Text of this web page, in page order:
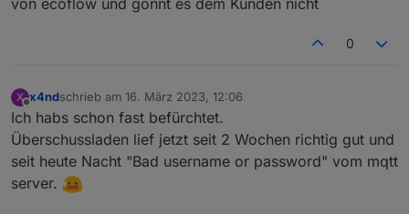
Hat jemand eine Idee?
0
X
Offline
x4ndschrieb am 16. März 2023, 12:06
zuletzt editiert von
Ich habs schon fast befürchtet.
Überschussladen lief jetzt seit 2 Wochen richtig gut und
seit heute Nacht "Bad username or password" vom mqtt
server.